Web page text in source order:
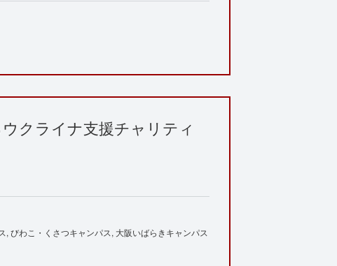
クライナ支援チャリティ
びわこ・くさつキャンパス 大阪いばらきキャンパス